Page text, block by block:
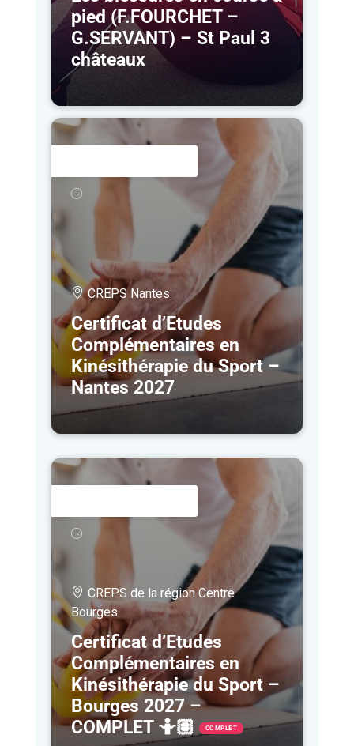
pied (F.FOURCHET –
G.SERVANT) – St Paul 3
châteaux
CREPS Nantes
Certificat d’Etudes
Complémentaires en
Kinésithérapie du Sport –
Nantes 2027
CREPS de la région Centre
Bourges
Certificat d’Etudes
Complémentaires en
Kinésithérapie du Sport –
Bourges 2027 –
COMPLET 🤷🏽
COMPLET